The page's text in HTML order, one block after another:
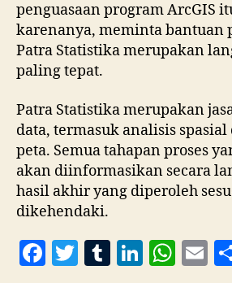
penguasaan program ArcGIS
karenanya, meminta bantuan
Patra Statistika merupakan
paling tepat.
Patra Statistika merupakan
data, termasuk analisis
peta. Semua tahapan proses
akan diinformasikan secara
hasil akhir yang diperoleh
dikehendaki.
F
T
T
Li W E